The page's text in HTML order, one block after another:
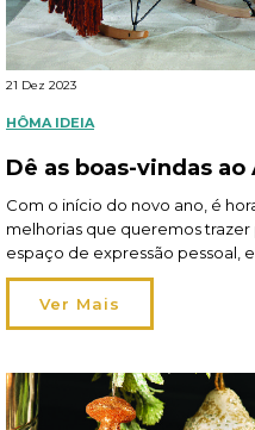
21 Dez 2023
HÔMA IDEIA
Dê as boas-vindas ao
Com o início do novo ano, é
melhorias que queremos trazer
espaço de expressão pessoal,
papel fundamental a criar um
funcional e inspirador. Leia
no Sapo Lifestyle.
Ver Mais